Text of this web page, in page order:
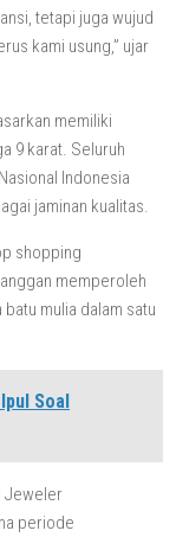
tetapi juga wujud
kami usung,” ujar
memiliki
9 karat. Seluruh
Indonesia
jaminan kualitas.
shopping
memperoleh
mulia dalam satu
Soal
Jeweler
periode